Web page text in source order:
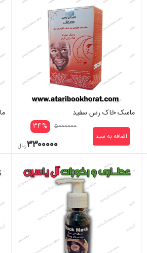
ماسک خاک رس سفید
۵۰۰۰۰۰۰ ۳۴%
۳۳۰۰۰۰۰ریال
اضافه به سبد